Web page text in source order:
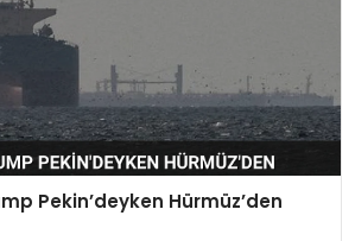
Pekin’deyken Hürmüz’den